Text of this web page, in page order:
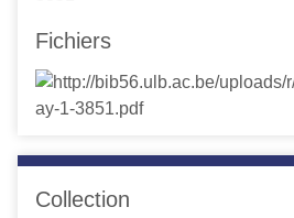
Fichiers
Collection